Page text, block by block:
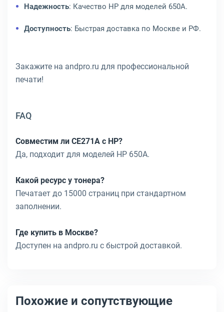
Надежность: Качество HP для моделей 650A.
Доступность: Быстрая доставка по Москве и РФ.
Закажите на andpro.ru для профессиональной
печати!
FAQ
Совместим ли CE271A с HP?
Да, подходит для моделей HP 650A.
Какой ресурс у тонера?
Печатает до 15000 страниц при стандартном
заполнении.
Где купить в Москве?
Доступен на andpro.ru с быстрой доставкой.
Похожие и сопутствующие